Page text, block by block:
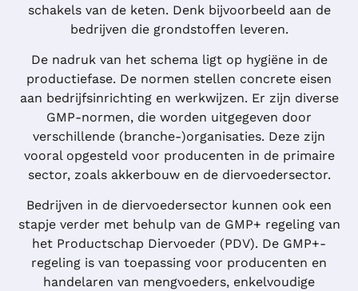
schakels van de keten. Denk bijvoorbeeld aan de
bedrijven die grondstoffen leveren.
De nadruk van het schema ligt op hygiëne in de
productiefase. De normen stellen concrete eisen
aan bedrijfsinrichting en werkwijzen. Er zijn diverse
GMP-normen, die worden uitgegeven door
verschillende (branche-)organisaties. Deze zijn
vooral opgesteld voor producenten in de primaire
sector, zoals akkerbouw en de diervoedersector.
Bedrijven in de diervoedersector kunnen ook een
stapje verder met behulp van de GMP+ regeling van
het Productschap Diervoeder (PDV). De GMP+-
regeling is van toepassing voor producenten en
handelaren van mengvoeders, enkelvoudige